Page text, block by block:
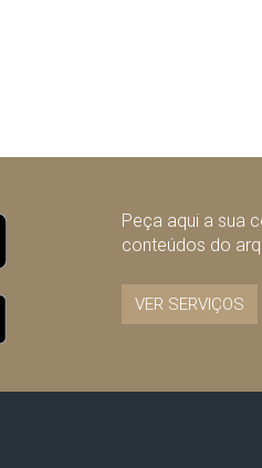
Peça aqui a sua
conteúdos do
VER SERVIÇOS